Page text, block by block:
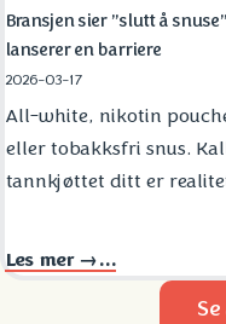
Bransjen sier ”slutt å
lanserer en barriere
2026-03-17
All-white, nikotin
eller tobakksfri snus.
tannkjøttet ditt er
Les mer →...